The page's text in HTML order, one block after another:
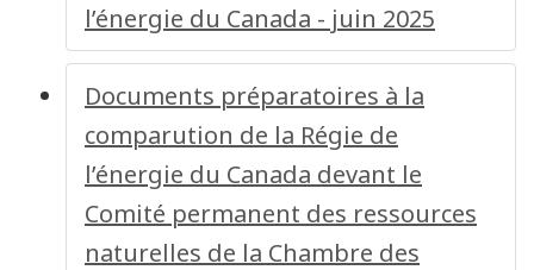
l’énergie du Canada - juin 2025
Documents préparatoires à la
comparution de la Régie de
l’énergie du Canada devant le
Comité permanent des ressources
naturelles de la Chambre des